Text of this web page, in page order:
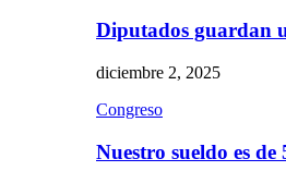
Diputados guardan
diciembre 2, 2025
Congreso
Nuestro sueldo es